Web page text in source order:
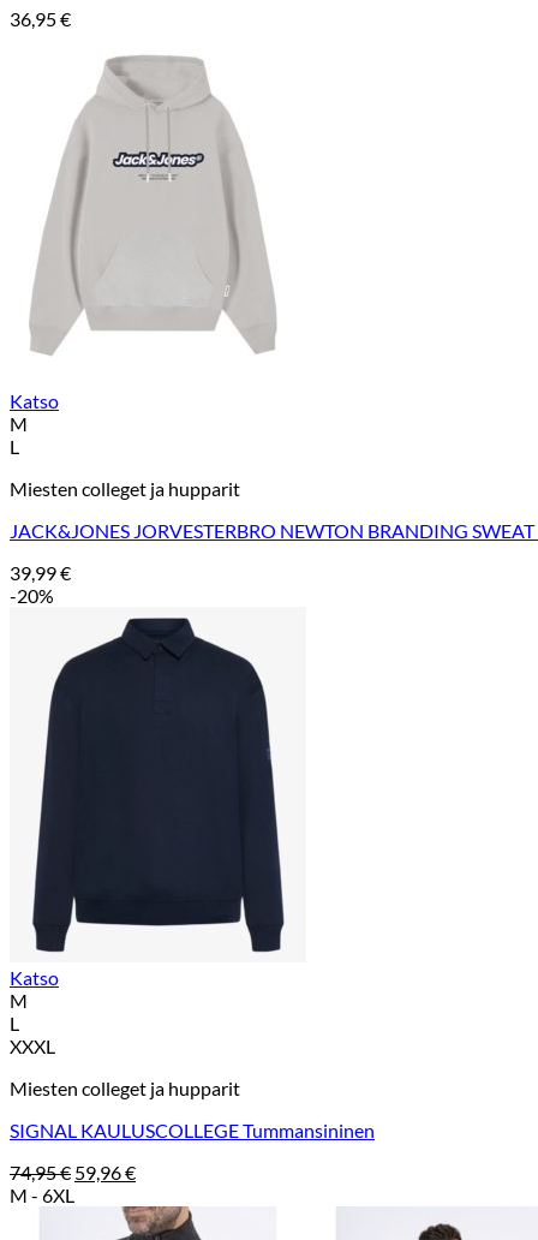
36,95€
Katso
M
L
Miesten colleget ja hupparit
JACK&JONES JORVESTERBRO NEWTON BRANDING
39,99€
-20%
Katso
M
L
XXXL
Miesten colleget ja hupparit
SIGNAL KAULUSCOLLEGE Tummansininen
74,95€ Alkuperäinen
59,96€Nykyinen
on:
M - 6XL